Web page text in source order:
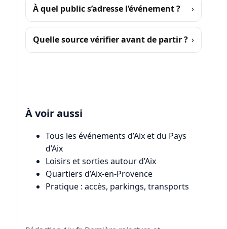
À quel public s’adresse l’événement ?
Quelle source vérifier avant de partir ?
À voir aussi
Tous les événements d’Aix et du Pays
d’Aix
Loisirs et sorties autour d’Aix
Quartiers d’Aix-en-Provence
Pratique : accès, parkings, transports